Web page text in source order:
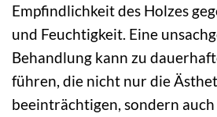
Empfindlichkeit des Holzes
und Feuchtigkeit. Eine
Behandlung kann zu
führen, die nicht nur die
beeinträchtigen, sondern